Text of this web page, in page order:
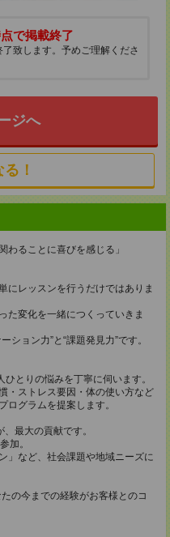
で掲載終了
致します。予めご理解くださ
ジへ
！
わることに喜びを感じる」
にレッスンを行うだけではありま
た変化を一緒につくっていきま
ション力”と“課題発見力”です。
とりの悩みを丁寧に伺います。
・ストレス要因・体の使い方など
ログラムを提案します。
最大の貢献です。
加。
」など、社会課題や地域ニーズに
の今までの経験がお客様とのコ